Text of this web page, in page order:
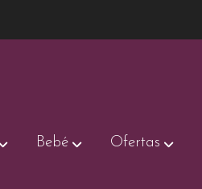
Bebé Ofertas